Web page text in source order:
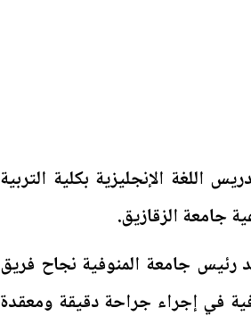
اللغة الإنجليزية بكلية التربية
جامعة الزقازيق.
جامعة المنوفية نجاح فريق
في إجراء جراحة دقيقة ومعقدة